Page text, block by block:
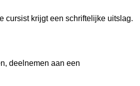
cursist krijgt een schriftelijke uitslag.
deelnemen aan een